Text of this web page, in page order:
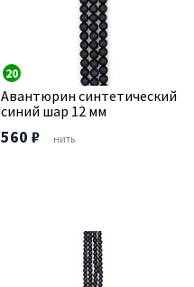
20
Авантюрин синтетический
синий шар 12 мм
560 ₽ нить